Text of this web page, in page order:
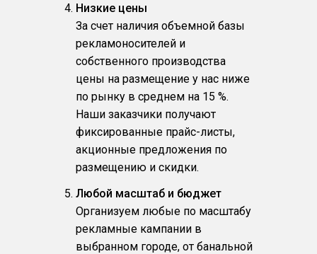
Низкие цены
За счет наличия объемной базы
рекламоносителей и
собственного производства
цены на размещение у нас ниже
по рынку в среднем на 15 %.
Наши заказчики получают
фиксированные прайс-листы,
акционные предложения по
размещению и скидки.
Любой масштаб и бюджет
Организуем любые по масштабу
рекламные кампании в
выбранном городе, от банальной